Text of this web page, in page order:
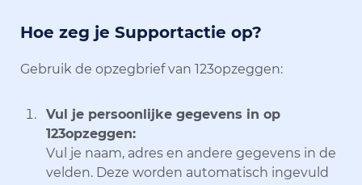
Hoe zeg je Supportactie op?
Gebruik de opzegbrief van 123opzeggen:
Vul je persoonlijke gegevens in op
123opzeggen:
Vul je naam, adres en andere gegevens in de
velden. Deze worden automatisch ingevuld